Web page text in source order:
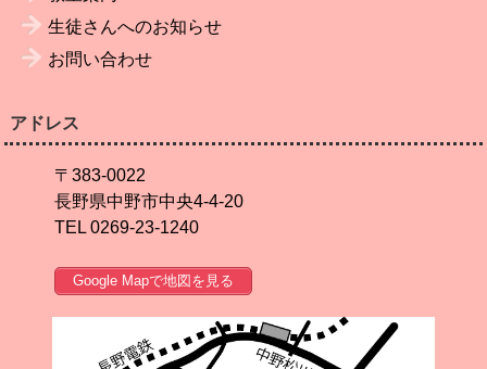
生徒さんへのお知らせ
お問い合わせ
アドレス
〒383-0022
長野県中野市中央4-4-20
TEL 0269-23-1240
Google Mapで地図を見る